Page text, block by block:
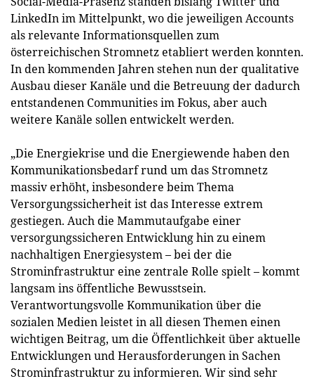
LinkedIn im Mittelpunkt, wo die jeweiligen Accounts
als relevante Informationsquellen zum
österreichischen Stromnetz etabliert werden konnten.
In den kommenden Jahren stehen nun der qualitative
Ausbau dieser Kanäle und die Betreuung der dadurch
entstandenen Communities im Fokus, aber auch
weitere Kanäle sollen entwickelt werden.
„Die Energiekrise und die Energiewende haben den
Kommunikationsbedarf rund um das Stromnetz
massiv erhöht, insbesondere beim Thema
Versorgungssicherheit ist das Interesse extrem
gestiegen. Auch die Mammutaufgabe einer
versorgungssicheren Entwicklung hin zu einem
nachhaltigen Energiesystem – bei der die
Strominfrastruktur eine zentrale Rolle spielt – kommt
langsam ins öffentliche Bewusstsein.
Verantwortungsvolle Kommunikation über die
sozialen Medien leistet in all diesen Themen einen
wichtigen Beitrag, um die Öffentlichkeit über aktuelle
Entwicklungen und Herausforderungen in Sachen
Strominfrastruktur zu informieren. Wir sind sehr